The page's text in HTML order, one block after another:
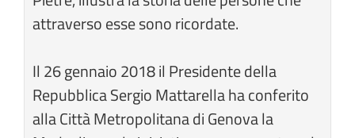
attraverso esse sono ricordate.
Il 26 gennaio 2018 il Presidente della
Repubblica Sergio Mattarella ha conferito
alla Città Metropolitana di Genova la